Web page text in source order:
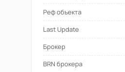
Реф объекта
Last Update
Брокер
BRN брокера